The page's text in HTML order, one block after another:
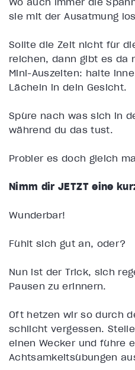
sie mit der Ausatmung
Sollte die Zeit nicht für
reichen, dann gibt es da
Mini-Auszeiten: halte
Lächeln in dein Gesicht.
Spüre nach was sich in
während du das tust.
Probier es doch gleich
Nimm dir JETZT eine
Wunderbar!
Fühlt sich gut an, oder?
Nun ist der Trick, sich
Pausen zu erinnern.
Oft hetzen wir so durch
schlicht vergessen.
einen Wecker und führe
Achtsamkeitsübungen